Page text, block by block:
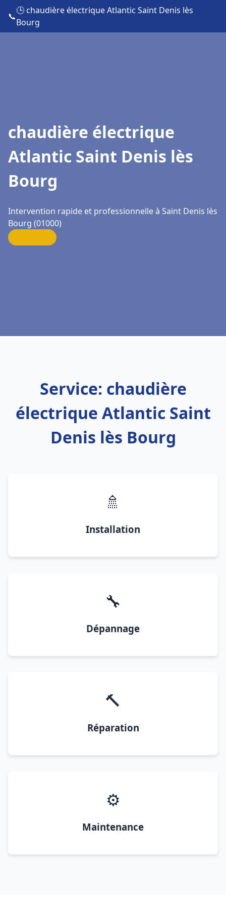
📞
🕒 chaudière électrique Atlantic Saint Denis lès
Bourg
chaudière électrique
Atlantic Saint Denis lès
Bourg
Intervention rapide et professionnelle à Saint Denis lès
Bourg (01000)
Service: chaudière
électrique Atlantic Saint
Denis lès Bourg
🚿
Installation
🔧
Dépannage
🔨
Réparation
⚙️
Maintenance